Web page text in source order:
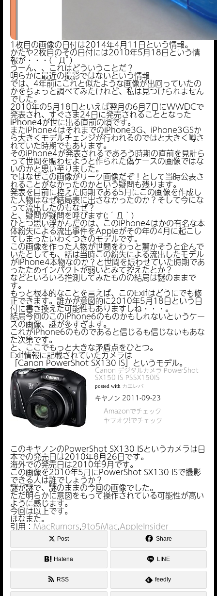
1枚目の画像の日付は2014年4月11日という情報。
かたや2枚目のその日付には2010年5月18日という情
報が・・・( ﾟДﾟ)
うーん、、これはどういうことだ？
明らかに最近の撮影ではないという情報
では、4年前にこれと似たような画像が出回っていたの
かをちょっと調べてみたけれど、私は見つけられません
でした。
2010年の5月18日といえば翌月の6月7日にWWDCで
発表され、すぐさま24日に発売されることとなった
iPhone4が世に出る直前の頃です。
またiPhone4はそれまでのiPhone3G、iPhone3GSか
ら大きくモデルチェンジが行われるのではと大きく噂さ
れていた時期でもあります。
そのiPhone4が発表されるであろう時期の直前を見計ら
って世間を賑わせようと作られた偽ケースの画像ではな
いのかと思い至りました。
ではなぜこの画像がリーク画像だぞ！として当時公表さ
れることがなかったのかという疑問も残ります。
発表を目前に控えた時期である5月にこの画像を作成し
た人物はなぜ結局表に出さなかったのか？そして今にな
って流出したのもなぜ？
と、疑問が疑問を呼びます(;´Д｀)
ひとつ思い浮かんだのは、このiPhone4はかの有名な本
体紛失による流出事件をAppleがその年の4月に起こし
てしまったいわくつきのモデルです。
この画像を作った人物が世間をわっと驚かそうと企んで
いたとしても、話は当時この紛失による流出したモデル
がiPhone4本物なのか？と世間を賑わせていた時期であ
ったためインパクトが弱いとみて控えたとか？
などといろいろ推測してみたものの結局は謎のままで
す。
もっと根本的なことを言えば、このExifはどうにでも修
正できます。誰かが意図的に2010年5月18日という日
付に書き換えた可能性もありますしね・・・。
結局今回のこのiPhone6のものかもしれないというケー
スの画像、謎が多すぎます。
これがiPhone6のものであると信じるも信じないもあな
た次第です。
と、ここでもっと大きな矛盾点をひとつ。
Exif情報に記載されていたカメラは
「Canon PowerShot SX130 IS」というモデル。
Canon デジタルカメラ PowerShot
SX150 IS PSSX150IS
posted with カエレバ
キヤノン 2011-09-23
Amazonでチェック
ヤフオク!でチェック
このキヤノンのPowerShot SX130 ISというカメラは日
本での発売日は2010年8月26日です。
海外での発売日は2010年9月です。
この画像を2010年5月にPowerShot SX130 ISで撮影
できる人は誰でしょうか？
謎が謎で、謎のままの今回の画像でした。
ただ明らかに意図をもって操作されている可能性が高い
ように感じます。
今回は以上です。
ほなまた。
引用： MacRumors,9to5Mac,AppleInsider
Post Share
Hatena LINE
RSS feedly